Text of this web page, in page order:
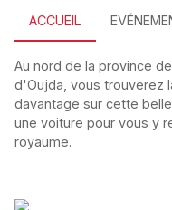
ACCUEIL
Au nord de la province
d'Oujda, vous trouverez
davantage sur cette
une voiture pour vous y
royaume.